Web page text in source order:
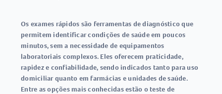
Os exames rápidos são ferramentas de diagnóstico que
permitem identificar condições de saúde em poucos
minutos, sem a necessidade de equipamentos
laboratoriais complexos. Eles oferecem praticidade,
rapidez e confiabilidade, sendo indicados tanto para uso
domiciliar quanto em farmácias e unidades de saúde.
Entre as opções mais conhecidas estão oteste de